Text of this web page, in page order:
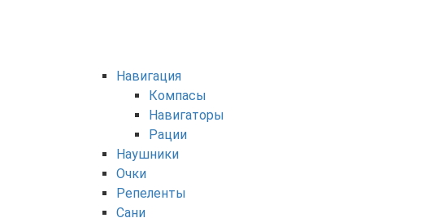
Навигация
Компасы
Навигаторы
Рации
Наушники
Очки
Репеленты
Сани